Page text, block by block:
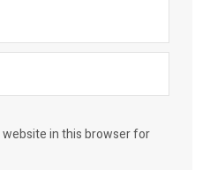
website in this browser for